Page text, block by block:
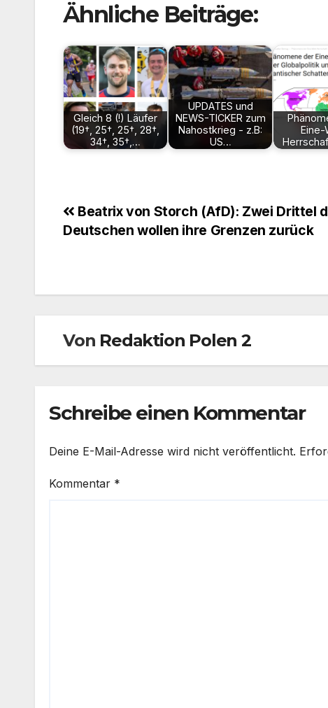
Ähnliche Beiträge:
Gleich 8 (!) Läufer
(19†, 25†, 25†, 28†,
34†, 35†,…
UPDATES und
NEWS-TICKER zum
Nahostkrieg - z.B:
US…
Eine-
Beitragsnavigation
Beatrix von Storch (AfD): Zwei Drittel
Deutschen wollen ihre Grenzen zurück
Von Redaktion Polen 2
Schreibe einen Kommentar
Deine E-Mail-Adresse wird nicht veröffentlicht.
Kommentar *